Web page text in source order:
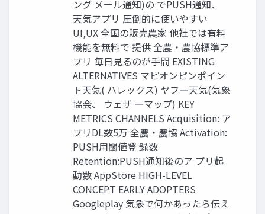
ング メール通知)の でPUSH通知、
天気アプリ 圧倒的に使いやすい
UI,UX 全国の販売農家 他社では有料
機能を無料で 提供 全農・農協標準ア
プリ 毎⽇⾒るのが⼿間 EXISTING
ALTERNATIVES マピオンピンポイン
ト天気( ハレックス) ヤフー天気(気象
協会、 ウェザ ーマップ) KEY
METRICS CHANNELS Acquisition: ア
プリDL数5万 全農・農協 Activation:
PUSH⽤閾値登 録数
Retention:PUSH通知後のア プリ起
動数 AppStore HIGH-LEVEL
CONCEPT EARLY ADOPTERS
Googleplay 気象で何かあったら伝え